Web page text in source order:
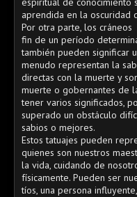
aprendida en la oscuridad
Por otra parte, los
fin de un período
también pueden significar
menudo representan la
directas con la muerte y
muerte o gobernantes de
tener varios significados,
superado un obstáculo
sabios o mejores.
Estos tatuajes pueden
quienes son nuestros
la vida, cuidando de
físicamente. Pueden ser
tíos, una persona